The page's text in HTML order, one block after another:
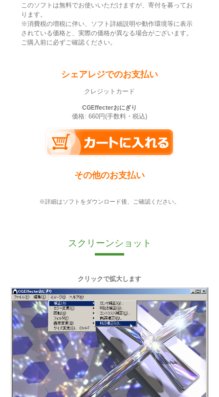
このソフトは無料でお使いいただけますが、寄付を募ってお
ります。
※消費税の増税に伴い、ソフト詳細説明や動作環境等に表示
されている価格と、実際の価格が異なる場合がございます。
ご購入前に必ずご確認ください。
シェアレジでのお支払い
クレジットカード
CGEffecterおにぎり
価格: 660円(手数料・税込)
その他のお支払い
※詳細はソフトをダウンロード後、ご確認ください。
スクリーンショット
クリックで拡大します